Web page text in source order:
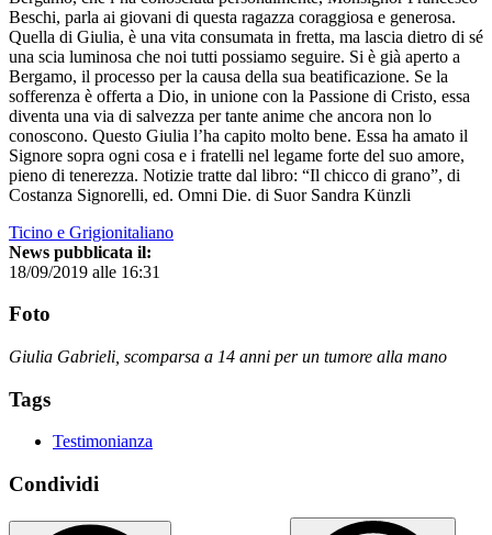
Beschi, parla ai giovani di questa ragazza coraggiosa e generosa.
Quella di Giulia, è una vita consumata in fretta, ma lascia dietro di sé
una scia luminosa che noi tutti possiamo seguire. Si è già aperto a
Bergamo, il processo per la causa della sua beatificazione. Se la
sofferenza è offerta a Dio, in unione con la Passione di Cristo, essa
diventa una via di salvezza per tante anime che ancora non lo
conoscono. Questo Giulia l’ha capito molto bene. Essa ha amato il
Signore sopra ogni cosa e i fratelli nel legame forte del suo amore,
pieno di tenerezza. Notizie tratte dal libro: “Il chicco di grano”, di
Costanza Signorelli, ed. Omni Die. di Suor Sandra Künzli
Ticino e Grigionitaliano
News pubblicata il:
18/09/2019 alle 16:31
Foto
Giulia Gabrieli, scomparsa a 14 anni per un tumore alla mano
Tags
Testimonianza
Condividi